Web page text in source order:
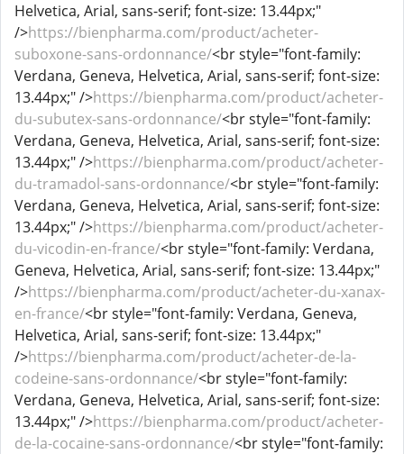
Helvetica, Arial, sans-serif; font-size: 13.44px;"
/>https://bienpharma.com/product/acheter-
suboxone-sans-ordonnance/<br style="font-family:
Verdana, Geneva, Helvetica, Arial, sans-serif; font-size:
13.44px;" />https://bienpharma.com/product/acheter-
du-subutex-sans-ordonnance/<br style="font-family:
Verdana, Geneva, Helvetica, Arial, sans-serif; font-size:
13.44px;" />https://bienpharma.com/product/acheter-
du-tramadol-sans-ordonnance/<br style="font-family:
Verdana, Geneva, Helvetica, Arial, sans-serif; font-size:
13.44px;" />https://bienpharma.com/product/acheter-
du-vicodin-en-france/<br style="font-family: Verdana,
Geneva, Helvetica, Arial, sans-serif; font-size: 13.44px;"
/>https://bienpharma.com/product/acheter-du-xanax-
en-france/<br style="font-family: Verdana, Geneva,
Helvetica, Arial, sans-serif; font-size: 13.44px;"
/>https://bienpharma.com/product/acheter-de-la-
codeine-sans-ordonnance/<br style="font-family:
Verdana, Geneva, Helvetica, Arial, sans-serif; font-size:
13.44px;" />https://bienpharma.com/product/acheter-
de-la-cocaine-sans-ordonnance/<br style="font-family: